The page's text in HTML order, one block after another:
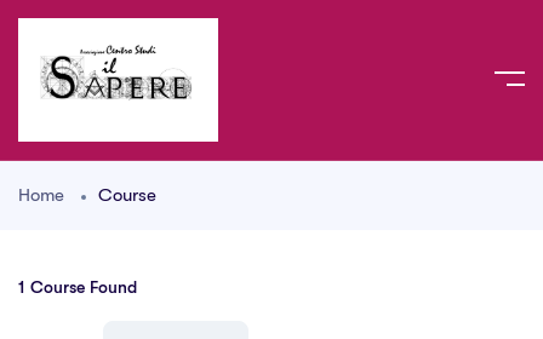
Home Course
1 Course Found